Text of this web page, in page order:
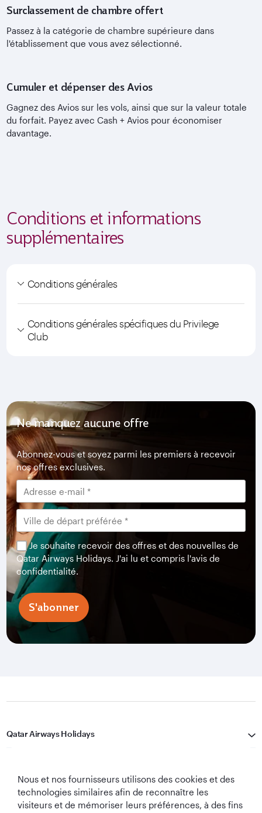
Surclassement de chambre offert
Passez à la catégorie de chambre supérieure dans
l'établissement que vous avez sélectionné.
Cumuler et dépenser des Avios
Gagnez des Avios sur les vols, ainsi que sur la valeur totale
du forfait. Payez avec Cash + Avios pour économiser
davantage.
Conditions et informations
supplémentaires
Conditions générales
Conditions générales spécifiques du Privilege
Club
Ne manquez aucune offre
Abonnez-vous et soyez parmi les premiers à recevoir
nos offres exclusives.
Je souhaite recevoir des offres et des nouvelles de
Qatar Airways Holidays. J'ai lu et compris l'avis de
confidentialité.
S'abonner
Qatar Airways Holidays
Restons Connectés
Nous et nos fournisseurs utilisons des cookies et des
technologies similaires afin de reconnaître les
visiteurs et de mémoriser leurs préférences, à des fins